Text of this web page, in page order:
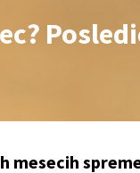
mesecih